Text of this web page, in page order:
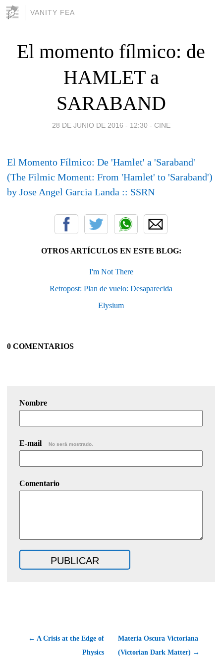
VANITY FEA
El momento fílmico: de
HAMLET a
SARABAND
28 DE JUNIO DE 2016 - 12:30 - CINE
El Momento Fílmico: De 'Hamlet' a 'Saraband'
(The Filmic Moment: From 'Hamlet' to 'Saraband')
by Jose Angel Garcia Landa :: SSRN
OTROS ARTÍCULOS EN ESTE BLOG:
I'm Not There
Retropost: Plan de vuelo: Desaparecida
Elysium
0 COMENTARIOS
Nombre
E-mail No será mostrado.
Comentario
← A Crisis at the Edge of
Physics
Materia Oscura Victoriana
(Victorian Dark Matter) →